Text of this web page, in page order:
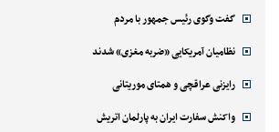
گفت وگوی رئیس جمهور با مردم
نظامیان آمریکایی «ضربه مغزی» شدند
رایزنی عراقچی و همتای موریتانی
واکنش سفارت ایران به پارلمان اتریش